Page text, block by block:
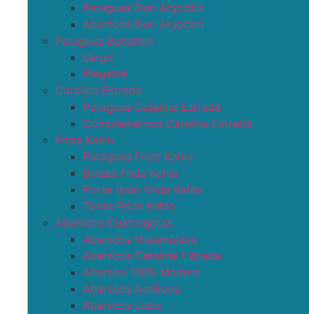
Paraguas Don Algodón
Abanicos Don Algodon
Paraguas Benetton
Largo
Plegable
Catalina Estrada
Paraguas Catalina Estrada
Complementos Catalina Estrada
Frida Kahlo
Paraguas Frida Kahlo
Bolsas Frida Kahlo
Porta todo Frida Kahlo
Tazas Frida Kahlo
Abanicos Cuatrogotas
Abanicos Malamalaka
Abanicos Catalina Estrada
Abanico 100% Madera
Abanicos Acrílicos
Abanicos Lisos